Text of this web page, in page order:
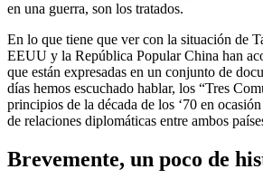
en una guerra, son los tratados.
En lo que tiene que ver con la situación de
EEUU y la República Popular China han
que están expresadas en un conjunto de
días hemos escuchado hablar, los “Tres
principios de la década de los ‘70 en
de relaciones diplomáticas entre ambos
Brevemente, un poco de